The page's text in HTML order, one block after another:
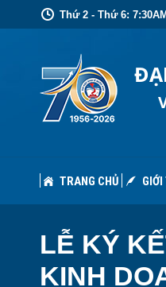
Thứ 2 - Thứ 6:
TRANG CHỦ GIỚI
LỄ KÝ
KINH